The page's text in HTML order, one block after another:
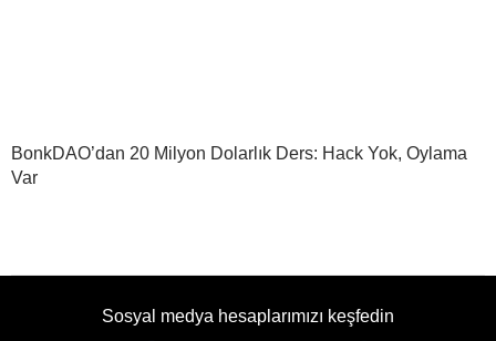
BonkDAO’dan 20 Milyon Dolarlık Ders: Hack Yok, Oylama
Var
Sosyal medya hesaplarımızı keşfedin